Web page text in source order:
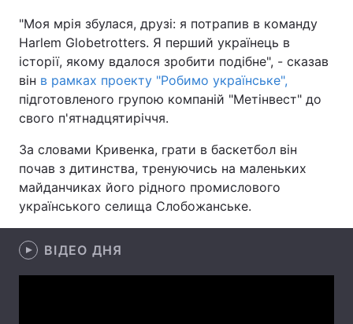
Екологія Регіони
Лонгріди
Відео з Youtube
Інтерв'ю Думки
Архів Вакансії
Послуги
"Моя мрія збулася, друзі: я потрапив в команду
Harlem Globetrotters. Я перший українець в
історії, якому вдалося зробити подібне", - сказав
він в рамках проекту "Робимо українське",
підготовленого групою компаній "Метінвест" до
свого п'ятнадцятиріччя.
За словами Кривенка, грати в баскетбол він
почав з дитинства, тренуючись на маленьких
майданчиках його рідного промислового
українського селища Слобожанське.
ВІДЕО ДНЯ